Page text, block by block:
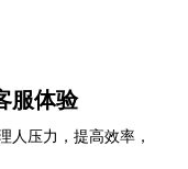
服体验
人压力，提高效率，